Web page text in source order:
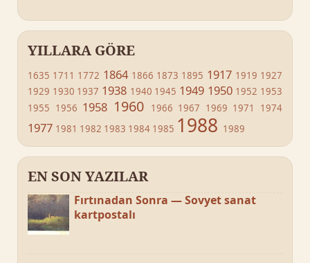
YILLARA GÖRE
1635 1711 1772 1864 1866 1873 1895 1917 1919 1927
1929 1930 1937 1938 1940 1945 1949 1950 1952 1953
1955 1956 1958 1960 1966 1967 1969 1971 1974
1977 1981 1982 1983 1984 1985 1988 1989
EN SON YAZILAR
Fırtınadan Sonra — Sovyet sanat
kartpostalı